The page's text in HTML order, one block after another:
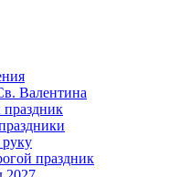
Валентина
праздник
праздник